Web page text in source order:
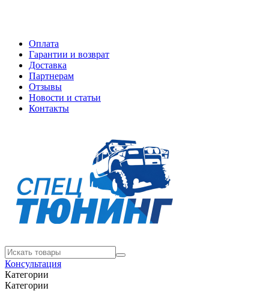
Оплата
Гарантии и возврат
Доставка
Партнерам
Отзывы
Новости и статьи
Контакты
Консультация
Категории
Категории